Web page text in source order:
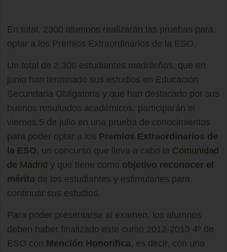
En total, 2300 alumnos realizarán las pruebas para
optar a los Premios Extraordinarios de la ESO.
Un total de 2.300 estudiantes madrileños, que en
junio han terminado sus estudios en Educación
Secundaria Obligatoria y que han destacado por sus
buenos resultados académicos, participarán el
viernes 5 de julio en una prueba de conocimientos
para poder optar a los Premios Extraordinarios de
la ESO, un concurso que lleva a cabo la Comunidad
de Madrid y que tiene como objetivo reconocer el
mérito de los estudiantes y estimularles para
continuar sus estudios.
Para poder presentarse al examen, los alumnos
deben haber finalizado este curso 2012-2013 4º de
ESO con Mención Honorífica, es decir, con una